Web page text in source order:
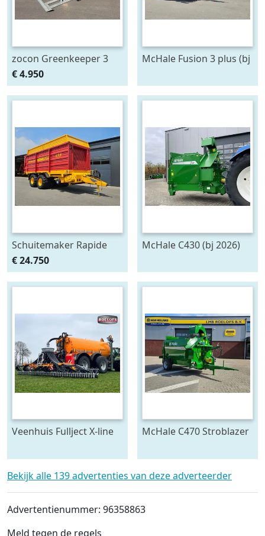
zocon Greenkeeper 3
mtr met Z150 PROF
zaaimachine
€ 4.950
McHale Fusion 3 plus (bj
Schuitemaker Rapide
135
opraapwagen/silagewagen
(bj 2012)
€ 24.750
McHale C430 (bj 2026)
Veenhuis Fullject X-line
McHale C470 Stroblazer
Bekijk alle 139 advertenties van deze adverteerder
Advertentienummer: 96358863
Meld tegen de regels